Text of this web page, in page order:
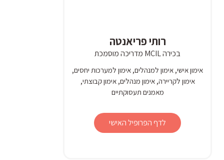
רותי פריאנטה
בכירה MCIL מדריכה מוסמכת
אימון אישי, אימון למנהלים, אימון למערכות יחסים,
אימון לקריירה, אימון מנהלים, אימון קבוצתי,
מאמנים תעסוקתיים
לדף הפרופיל האישי